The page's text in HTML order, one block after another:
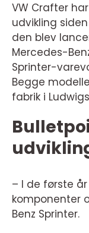
VW Crafter
udvikling
den blev
Mercedes-
Sprinter-
Begge
fabrik i
– I de første
komponenter
Benz Sprinter.